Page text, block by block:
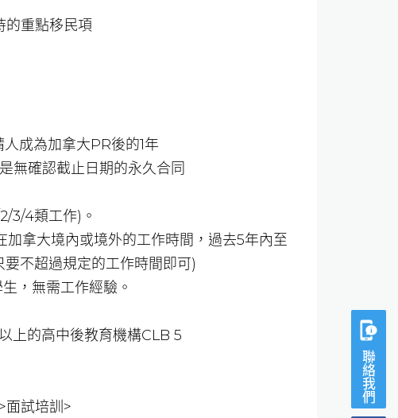
的重點移民項
成為加拿大PR後的1年
無確認截止日期的永久合同
3/4類工作)。
拿大境內或境外的工作時間，過去5年內至
不超過規定的工作時間即可)
，無需工作經驗。
上的高中後教育機構CLB 5
面試培訓>
聯絡我們